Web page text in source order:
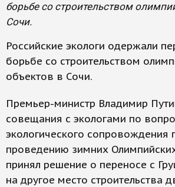
борьбе со строительством
Сочи.
Российские экологи одержали
борьбе со строительством
объектов в Сочи.
Премьер-министр Владимир
совещания с экологами по
экологического сопровождения
проведению зимних
принял решение о переносе с
на другое место строительства